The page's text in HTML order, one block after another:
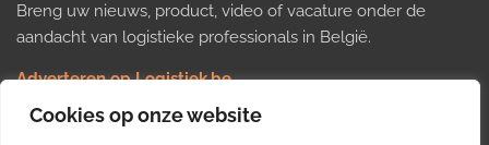
Cookies op onze website
Breng uw nieuws, product, video of vacature onder de
aandacht van logistieke professionals in België.
Adverteren op Logistiek.be
Nieuws insturen
Uw video op Logistiek.TV